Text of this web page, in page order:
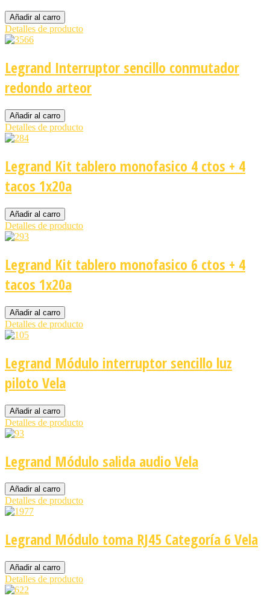
Detalles de producto
Legrand Interruptor sencillo conmutador
redondo arteor
Detalles de producto
Legrand Kit tablero monofasico 4 ctos + 4
tacos 1x20a
Detalles de producto
Legrand Kit tablero monofasico 6 ctos + 4
tacos 1x20a
Detalles de producto
Legrand Módulo interruptor sencillo luz
piloto Vela
Detalles de producto
Legrand Módulo salida audio Vela
Detalles de producto
Legrand Módulo toma RJ45 Categoría 6 Vela
Detalles de producto